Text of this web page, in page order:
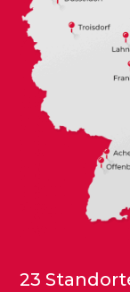
23